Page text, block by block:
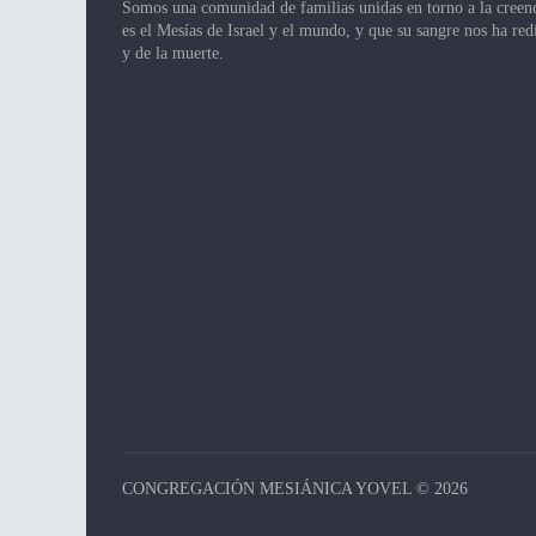
n
d
Somos una comunidad de familias unidas en torno a la
es el Mesías de Israel y el mundo, y que su sangre nos ha
y de la muerte.
CONGREGACIÓN MESIÁNICA YOVEL © 2026